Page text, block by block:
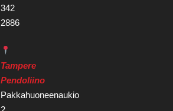
342
2886
Tampere
Pendoliino
Pakkahuoneenaukio